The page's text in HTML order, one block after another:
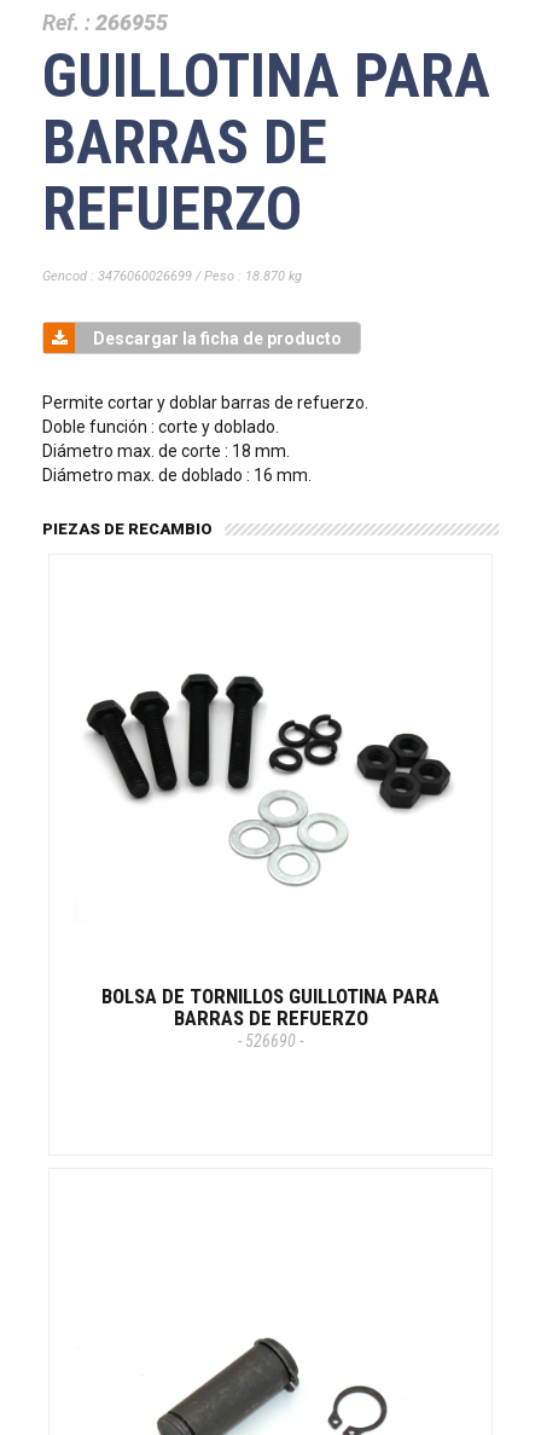
Ref. :266955
GUILLOTINA PARA
BARRAS DE
REFUERZO
Gencod : 3476060026699 / Peso : 18.870 kg
Descargar la ficha de producto
Permite cortar y doblar barras de refuerzo.
Doble función : corte y doblado.
Diámetro max. de corte : 18 mm.
Diámetro max. de doblado : 16 mm.
PIEZAS DE RECAMBIO
BOLSA DE TORNILLOS GUILLOTINA PARA
BARRAS DE REFUERZO
- 526690 -